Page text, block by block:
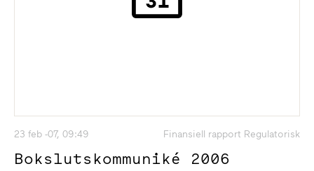
23 feb -07, 09:49 Finansiell rapport Regulatorisk
Bokslutskommuniké 2006